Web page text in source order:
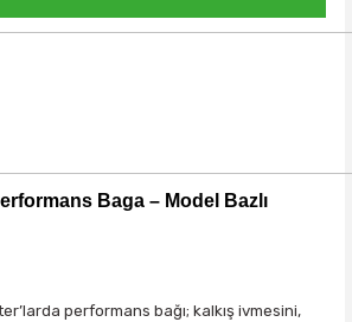
Baga – Model Bazlı
performans bağı; kalkış ivmesini,